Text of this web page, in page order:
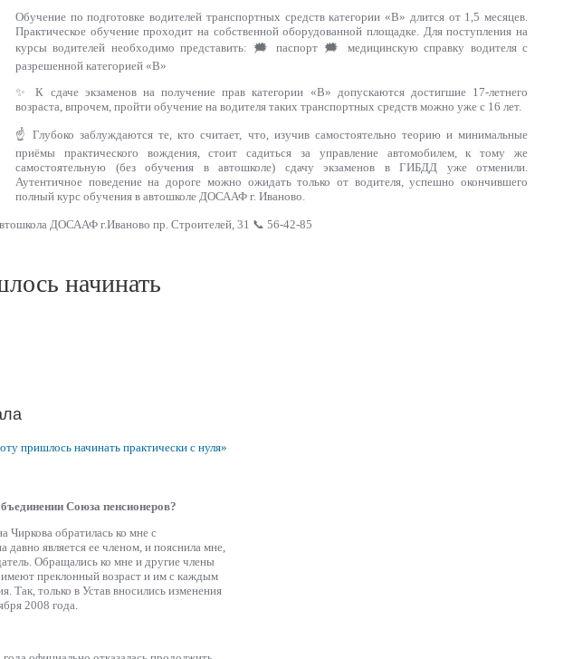
Обучение по подготовке водителей транспортных средств категории «B» длится от 1,5 месяцев.
Практическое обучение проходит на собственной оборудованной площадке. Для поступления на
курсы водителей необходимо представить: 🗯 паспорт 🗯 медицинскую справку водителя с
разрешенной категорией «В»
✨ К сдаче экзаменов на получение прав категории «В» допускаются достигшие 17-летнего
возраста, впрочем, пройти обучение на водителя таких транспортных средств можно уже с 16 лет.
☝ Глубоко заблуждаются те, кто считает, что, изучив самостоятельно теорию и минимальные
приёмы практического вождения, стоит садиться за управление автомобилем, к тому же
самостоятельную (без обучения в автошколе) сдачу экзаменов в ГИБДД уже отменили.
Аутентичное поведение на дороге можно ожидать только от водителя, успешно окончившего
полный курс обучения в автошколе ДОСААФ г. Иваново.
ДОСААФ г.Иваново пр. Строителей, 31 📞 56-42-85
начинать
пришлось начинать практически с нуля»
Союза пенсионеров?
Чиркова обратилась ко мне с
является ее членом, и пояснила мне,
Обращались ко мне и другие члены
преклонный возраст и им с каждым
Так, только в Устав вносились изменения
2008 года.